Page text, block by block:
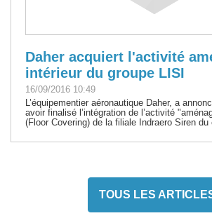
Daher acquiert l'activité
intérieur du groupe LISI
16/09/2016 10:49
L’équipementier aéronautique Daher, a
avoir finalisé l’intégration de l’activité
(Floor Covering) de la filiale Indraero Siren du
TOUS LES